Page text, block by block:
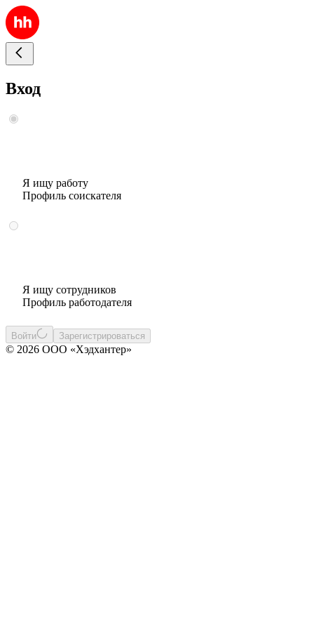
Вход
Я ищу работу
Профиль соискателя
Я ищу сотрудников
Профиль работодателя
Войти Зарегистрироваться
© 2026 ООО «Хэдхантер»